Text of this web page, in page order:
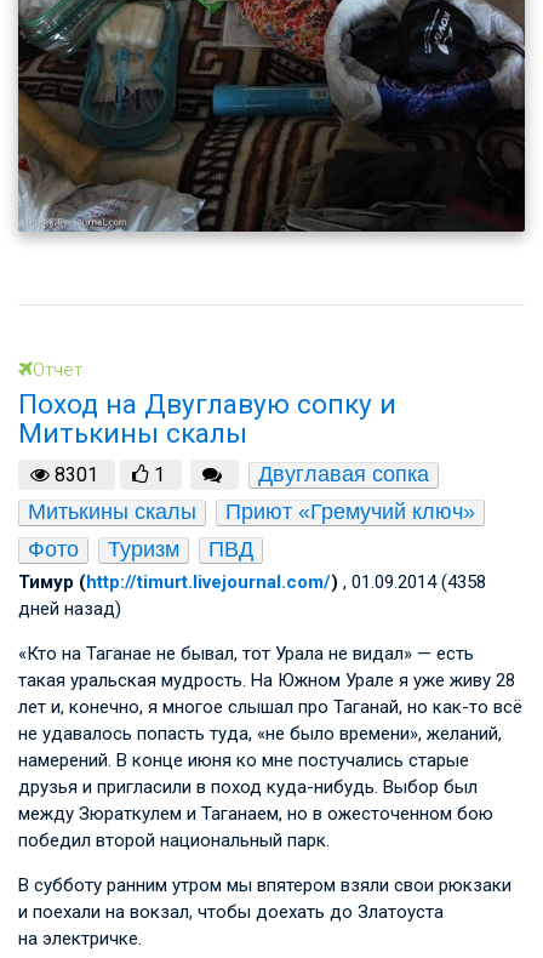
Отчет
Поход на Двуглавую сопку и
Митькины скалы
8301 1
Двуглавая сопка
Митькины скалы
Приют «Гремучий ключ»
Фото
Туризм ПВД
Тимур (http://timurt.livejournal.com/) , 01.09.2014 (4358
дней назад)
«Кто на Таганае не бывал, тот Урала не видал» — есть
такая уральская мудрость. На Южном Урале я уже живу 28
лет и, конечно, я многое слышал про Таганай, но как-то всё
не удавалось попасть туда, «не было времени», желаний,
намерений. В конце июня ко мне постучались старые
друзья и пригласили в поход куда-нибудь. Выбор был
между Зюраткулем и Таганаем, но в ожесточенном бою
победил второй национальный парк.
В субботу ранним утром мы впятером взяли свои рюкзаки
и поехали на вокзал, чтобы доехать до Златоуста
на электричке.